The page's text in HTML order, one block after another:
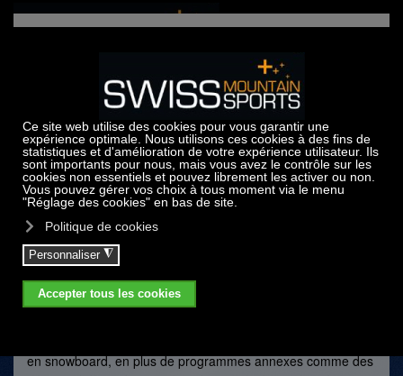
École de ski & snowboard
Swiss Mountain Sports est une école de ski et de snowboard
officielle. SMS Ski & Snowboard School, a été créée en 2004
à Crans-Montana, au cœur des Alpes valaisannes. Son staff
d’instructeurs est composé d’un personnel qualifié, formé,
motivé et patient qui suit les concepts d’enseignement de la
Swiss Snowsports, la Fédération suisse des écoles de ski
dont Swiss Mountain Sports est membre. L’école propose
en snowboard, en plus de programmes annexes comme des